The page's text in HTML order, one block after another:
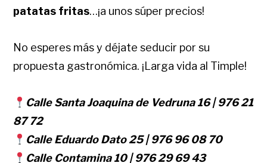
patatas fritas…¡a unos súper precios!
No esperes más y déjate seducir por su
propuesta gastronómica. ¡Larga vida al Timple!
Calle Santa Joaquina de Vedruna 16 | 976 21
87 72
Calle Eduardo Dato 25 | 976 96 08 70
Calle Contamina 10 | 976 29 69 43